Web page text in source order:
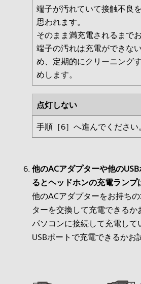
端子が汚れていて接触不良
思われます。
そのまま満充電されるまで
端子の汚れは充電ができな
め、定期的にクリーニング
めします。
点灯しない
手順［6］へ進んでください。
他のACアダプターや他の
るとヘッドホンの充電ランプ
他のACアダプターをお持ち
ターを交換して充電できるか
パソコンに接続して充電して
USBポートで充電できるかお